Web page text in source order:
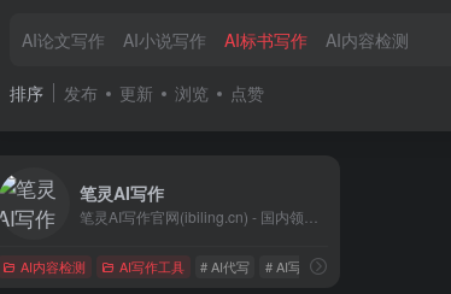
AI论文写作 AI小说写作 AI标书写作 AI内容检测
排序 发布 更新 浏览 点赞
笔灵AI写作
AI内容检测 AI写作工具 # AI代写 # AI写作